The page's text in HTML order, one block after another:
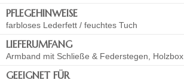
PFLEGEHINWEISE
farbloses Lederfett / feuchtes Tuch
LIEFERUMFANG
Armband mit Schließe & Federstegen, Holzbox
GEEIGNET FÜR